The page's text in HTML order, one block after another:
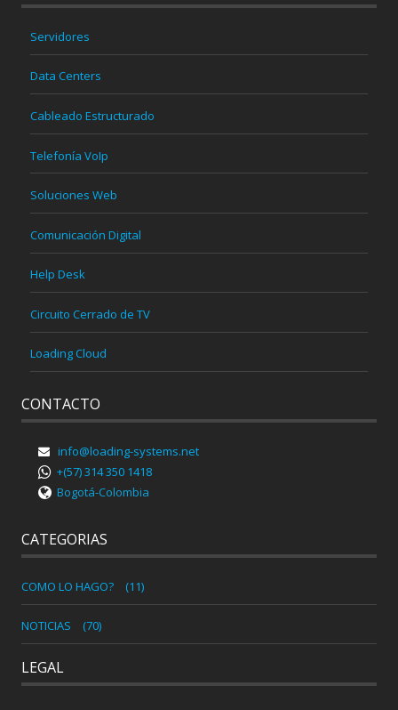
Servidores
Data Centers
Cableado Estructurado
Telefonía VoIp
Soluciones Web
Comunicación Digital
Help Desk
Circuito Cerrado de TV
Loading Cloud
CONTACTO
info@loading-systems.net
+(57) 314 350 1418
Bogotá-Colombia
CATEGORIAS
COMO LO HAGO? (11)
NOTICIAS (70)
LEGAL